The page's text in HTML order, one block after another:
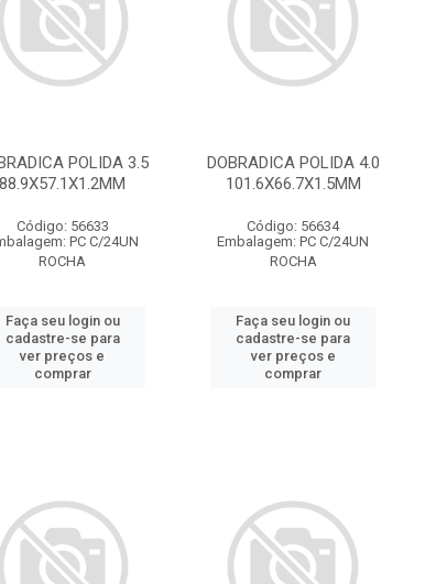
POLIDA 3.5
88.9X57.1X1.2MM
Código: 56633
PC C/24UN
ROCHA
Faça seu login ou
cadastre-se para
ver preços e
comprar
DOBRADICA POLIDA 4.0
101.6X66.7X1.5MM
Código: 56634
Embalagem: PC C/24UN
ROCHA
Faça seu login ou
cadastre-se para
ver preços e
comprar